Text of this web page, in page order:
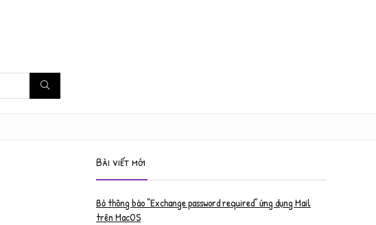
Bài viết mới
Bỏ thông báo “Exchange password required” ứng dụng Mail
trên MacOS